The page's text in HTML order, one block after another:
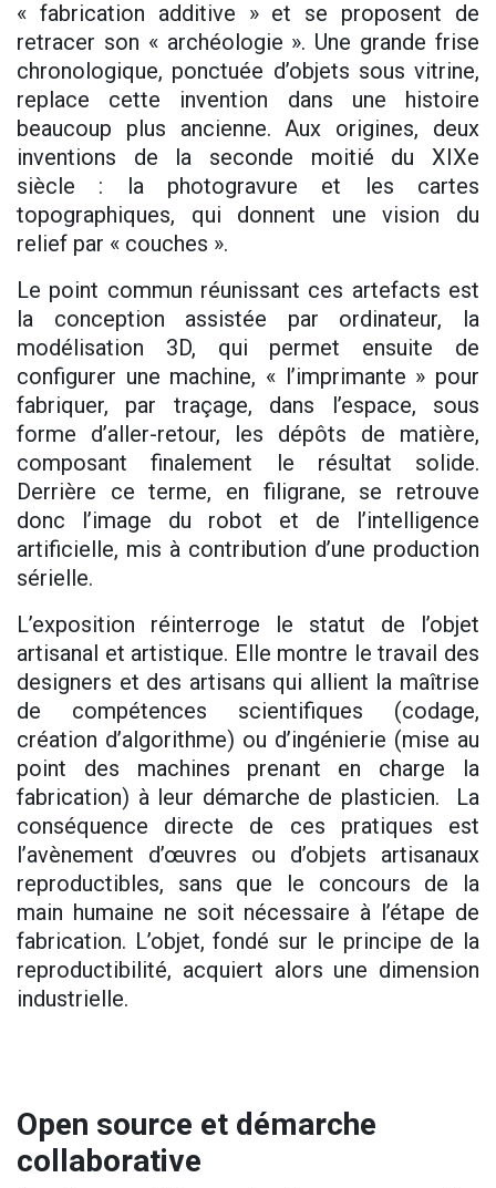
« fabrication additive » et se proposent de
retracer son « archéologie ». Une grande frise
chronologique, ponctuée d’objets sous vitrine,
replace cette invention dans une histoire
beaucoup plus ancienne. Aux origines, deux
inventions de la seconde moitié du XIXe
siècle : la photogravure et les cartes
topographiques, qui donnent une vision du
relief par « couches ».
Le point commun réunissant ces artefacts est
la conception assistée par ordinateur, la
modélisation 3D, qui permet ensuite de
configurer une machine, « l’imprimante » pour
fabriquer, par traçage, dans l’espace, sous
forme d’aller-retour, les dépôts de matière,
composant finalement le résultat solide.
Derrière ce terme, en filigrane, se retrouve
donc l’image du robot et de l’intelligence
artificielle, mis à contribution d’une production
sérielle.
L’exposition réinterroge le statut de l’objet
artisanal et artistique. Elle montre le travail des
designers et des artisans qui allient la maîtrise
de compétences scientifiques (codage,
création d’algorithme) ou d’ingénierie (mise au
point des machines prenant en charge la
fabrication) à leur démarche de plasticien. La
conséquence directe de ces pratiques est
l’avènement d’œuvres ou d’objets artisanaux
reproductibles, sans que le concours de la
main humaine ne soit nécessaire à l’étape de
fabrication. L’objet, fondé sur le principe de la
reproductibilité, acquiert alors une dimension
industrielle.
Open source et démarche
collaborative